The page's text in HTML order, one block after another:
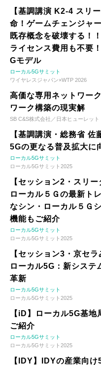
【基調講演 K2-4 スリ
命！ゲームチェンジャ
既存概念を破壊する！
ライセンス費用も不要
Gモデル
ローカル5Gサミット
ワイヤレスジャパン×WTP 2026
高価な専用ネットワー
ワーク構築の現実解
SB C&S株式会社／日本ヒューレッ
【基調講演・総務省
5Gの更なる普及拡大に
ローカル5Gサミット
ローカル5Gサミット2025
【セッション2・スリ
ローカル５Ｇの最新ト
なシン・ローカル５Ｇ
機能もご紹介
ローカル5Gサミット
ローカル5Gサミット2025
【セッション3・京セ
ローカル5G：新システ
革新
ローカル5Gサミット
ローカル5Gサミット2025
【iD】ローカル5G基
ご紹介
ローカル5Gサミット
ローカル5Gサミット2025
【IDY】IDYの産業向